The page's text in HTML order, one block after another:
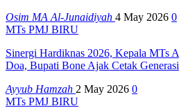
Osim MA Al-Junaidiyah 4 May 2026 0
MTs PMJ BIRU
Sinergi Hardiknas 2026, Kepala MTs
Doa, Bupati Bone Ajak Cetak
Ayyub Hamzah 2 May 2026 0
MTs PMJ BIRU